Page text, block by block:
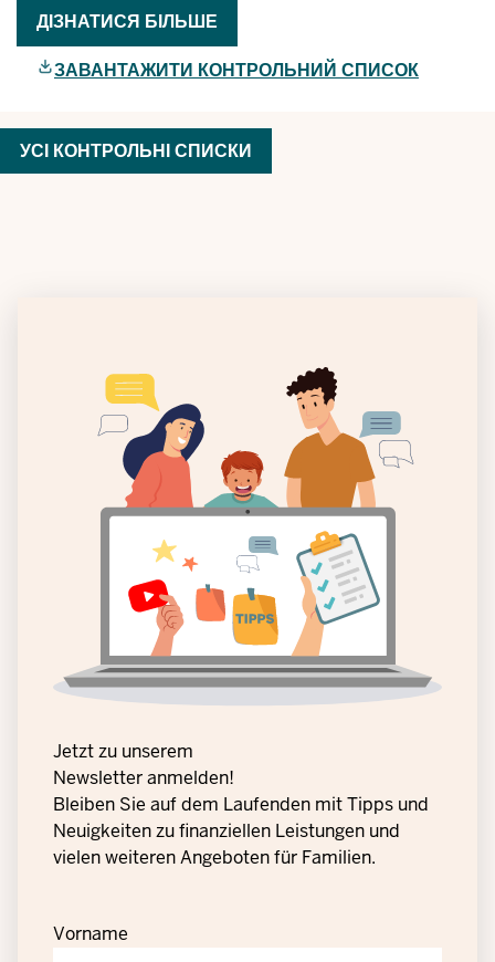
ДІЗНАТИСЯ БІЛЬШЕ
ЗАВАНТАЖИТИ КОНТРОЛЬНИЙ СПИСОК
УСІ КОНТРОЛЬНІ СПИСКИ
Jetzt zu unserem
Newsletter anmelden!
Bleiben Sie auf dem Laufenden mit Tipps und
Neuigkeiten zu finanziellen Leistungen und
vielen weiteren Angeboten für Familien.
Vorname